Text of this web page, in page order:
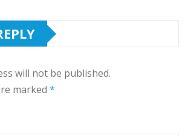
will not be published.
marked *